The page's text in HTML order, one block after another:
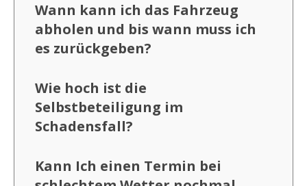
Wann kann ich das Fahrzeug
abholen und bis wann muss ich
es zurückgeben?
Wie hoch ist die
Selbstbeteiligung im
Schadensfall?
Kann Ich einen Termin bei